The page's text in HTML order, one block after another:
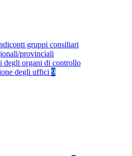
gruppi consiliari
provinciali
degli organi di controllo
degli uffici 9